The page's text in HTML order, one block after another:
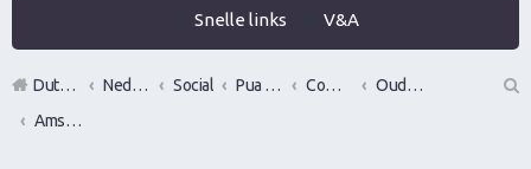
Snelle links V&A
DutchAttraction.nl Nederlands grootste Dutch Attraction, Lifestyle, Vrouwen versieren en Pick-Up (PUA) Forum Social Pua evenementen Commerciële bedrijven / Reviews van versier workshops en pick up bootcamps
Oude bedrijven
Amsterdam Bootcamps